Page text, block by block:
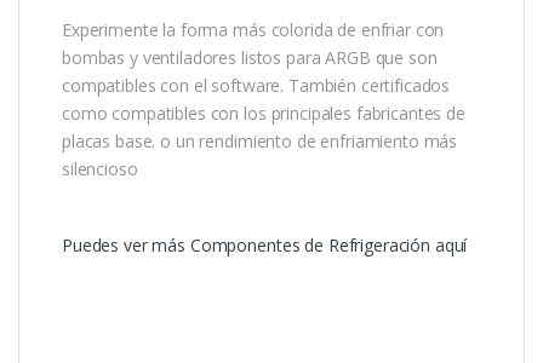
Experimente la forma más colorida de enfriar con
bombas y ventiladores listos para ARGB que son
compatibles con el software. También certificados
como compatibles con los principales fabricantes de
placas base. o un rendimiento de enfriamiento más
silencioso
Puedes ver más Componentes de Refrigeración aquí